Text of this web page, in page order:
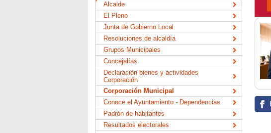
Alcalde
El Pleno
Junta de Gobierno Local
Resoluciones de alcaldía
Grupos Municipales
Concejalías
Declaración bienes y actividades
Corporación
Corporación Municipal
Conoce el Ayuntamiento - Dependencias
Padrón de habitantes
Resultados electorales